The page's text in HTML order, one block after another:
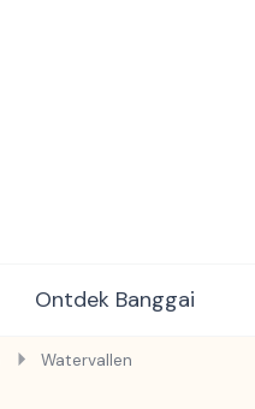
Ontdek Banggai
Watervallen